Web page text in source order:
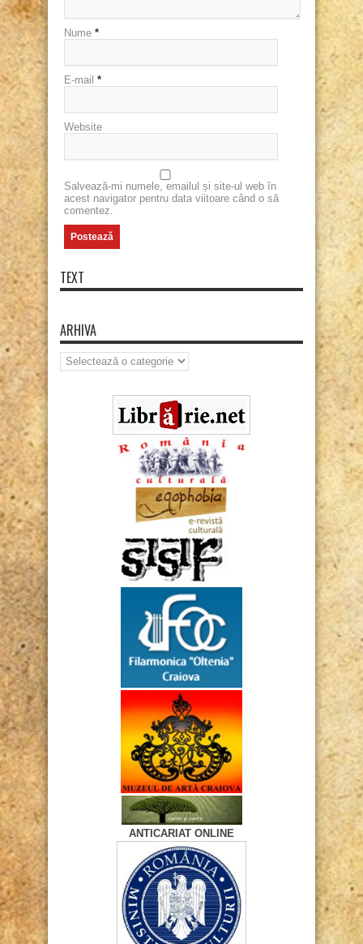
Nume *
E-mail *
Website
Salvează-mi numele, emailul și site-ul web în
acest navigator pentru data viitoare când o să
comentez.
TEXT
ARHIVA
Arhiva
ANTICARIAT ONLINE